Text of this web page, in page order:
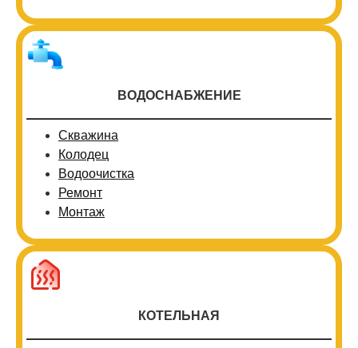
ВОДОСНАБЖЕНИЕ
Скважина
Колодец
Водоочистка
Ремонт
Монтаж
КОТЕЛЬНАЯ